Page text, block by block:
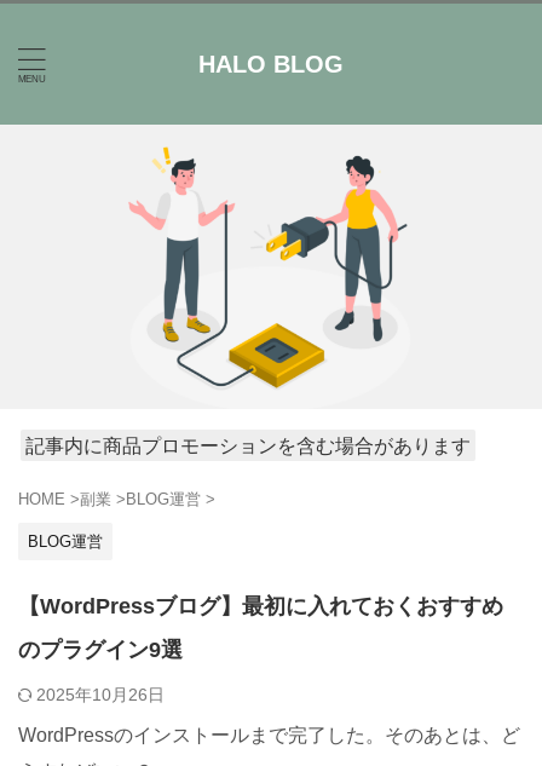
HALO BLOG
記事内に商品プロモーションを含む場合があります
HOME >副業 > BLOG運営 >
BLOG運営
【WordPressブログ】最初に入れておくおすすめ
のプラグイン9選
2025年10月26日
WordPressのインストールまで完了した。そのあとは、ど